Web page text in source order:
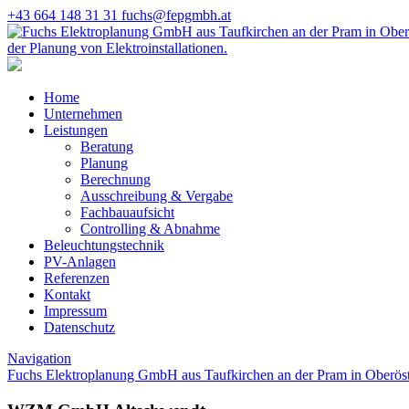
+43 664 148 31 31 fuchs@fepgmbh.at
Home
Unternehmen
Leistungen
Beratung
Planung
Berechnung
Ausschreibung & Vergabe
Fachbauaufsicht
Controlling & Abnahme
Beleuchtungstechnik
PV-Anlagen
Referenzen
Kontakt
Impressum
Datenschutz
Navigation
Fuchs Elektroplanung GmbH aus Taufkirchen an der Pram in